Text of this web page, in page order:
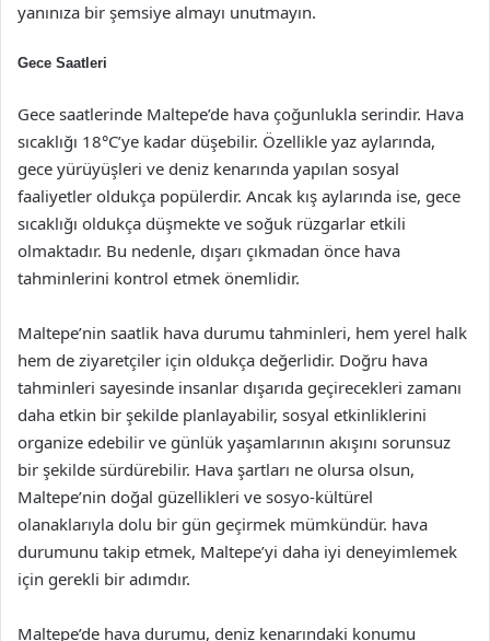
yanınıza bir şemsiye almayı unutmayın.
Gece Saatleri
Gece saatlerinde Maltepe’de hava çoğunlukla serindir. Hava
sıcaklığı 18°C’ye kadar düşebilir. Özellikle yaz aylarında,
gece yürüyüşleri ve deniz kenarında yapılan sosyal
faaliyetler oldukça popülerdir. Ancak kış aylarında ise, gece
sıcaklığı oldukça düşmekte ve soğuk rüzgarlar etkili
olmaktadır. Bu nedenle, dışarı çıkmadan önce hava
tahminlerini kontrol etmek önemlidir.
Maltepe’nin saatlik hava durumu tahminleri, hem yerel halk
hem de ziyaretçiler için oldukça değerlidir. Doğru hava
tahminleri sayesinde insanlar dışarıda geçirecekleri zamanı
daha etkin bir şekilde planlayabilir, sosyal etkinliklerini
organize edebilir ve günlük yaşamlarının akışını sorunsuz
bir şekilde sürdürebilir. Hava şartları ne olursa olsun,
Maltepe’nin doğal güzellikleri ve sosyo-kültürel
olanaklarıyla dolu bir gün geçirmek mümkündür. hava
durumunu takip etmek, Maltepe’yi daha iyi deneyimlemek
için gerekli bir adımdır.
Maltepe’de hava durumu, deniz kenarındaki konumu